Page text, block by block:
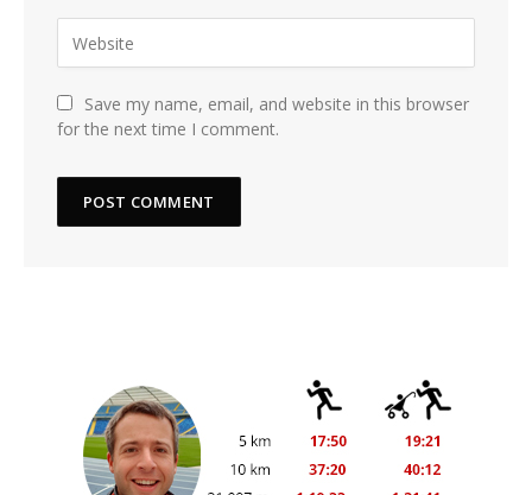
Save my name, email, and website in this browser
for the next time I comment.